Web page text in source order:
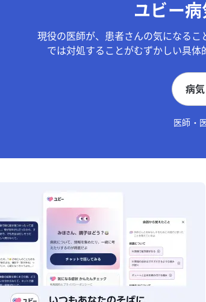
ユビー
現役の医師が、患者さんの気になる
では対処することがむずかしい具体
病
医師・